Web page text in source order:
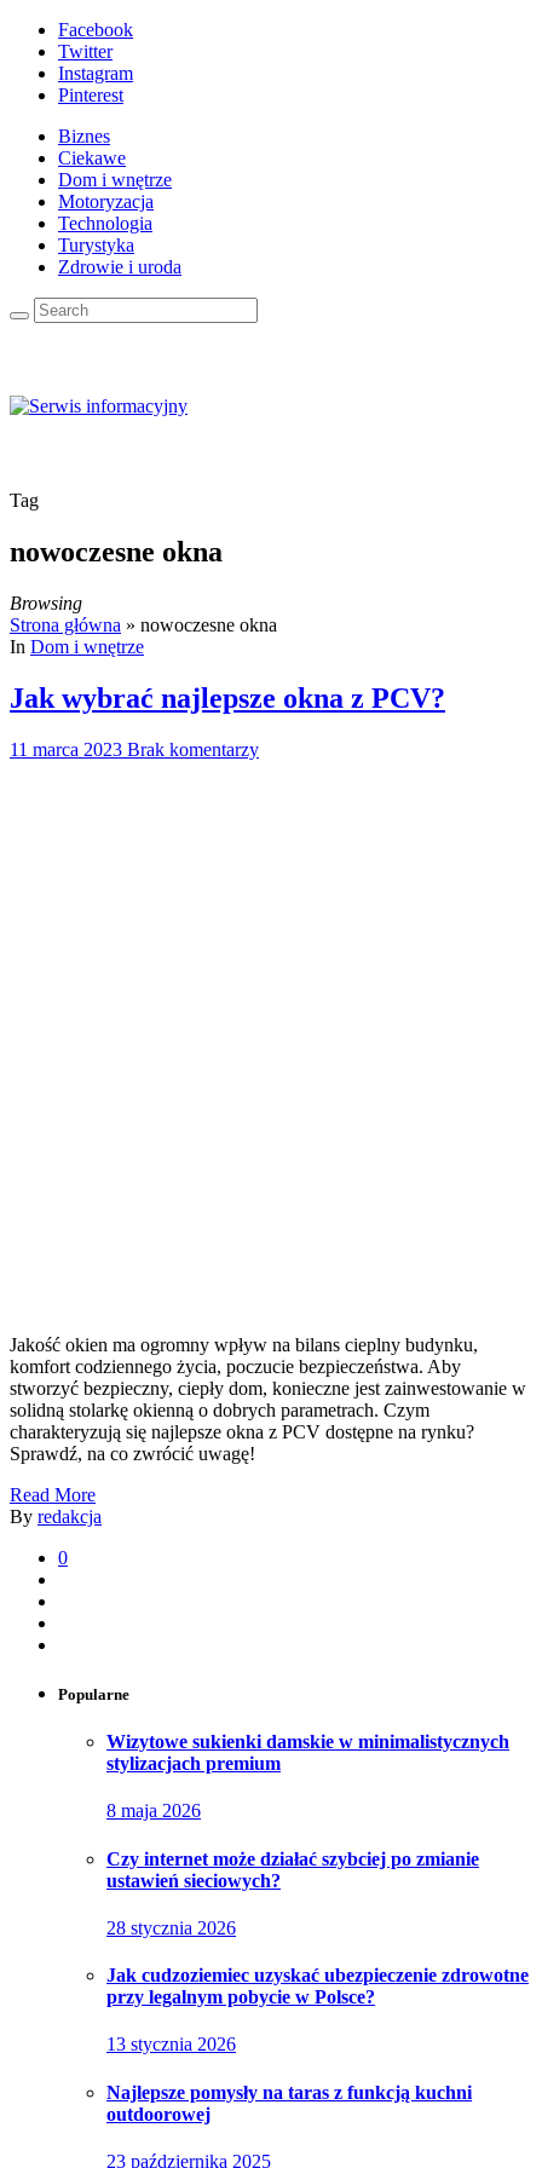
Facebook
Twitter
Instagram
Pinterest
Biznes
Ciekawe
Dom i wnętrze
Motoryzacja
Technologia
Turystyka
Zdrowie i uroda
Tag
nowoczesne okna
Browsing
Strona główna » nowoczesne okna
In Dom i wnętrze
Jak wybrać najlepsze okna z PCV?
11 marca 2023 Brak komentarzy
Jakość okien ma ogromny wpływ na bilans cieplny budynku,
komfort codziennego życia, poczucie bezpieczeństwa. Aby
stworzyć bezpieczny, ciepły dom, konieczne jest zainwestowanie w
solidną stolarkę okienną o dobrych parametrach. Czym
charakteryzują się najlepsze okna z PCV dostępne na rynku?
Sprawdź, na co zwrócić uwagę!
Read More
By redakcja
0
Popularne
Wizytowe sukienki damskie w minimalistycznych
stylizacjach premium
8 maja 2026
Czy internet może działać szybciej po zmianie
ustawień sieciowych?
28 stycznia 2026
Jak cudzoziemiec uzyskać ubezpieczenie zdrowotne
przy legalnym pobycie w Polsce?
13 stycznia 2026
Najlepsze pomysły na taras z funkcją kuchni
outdoorowej
23 października 2025